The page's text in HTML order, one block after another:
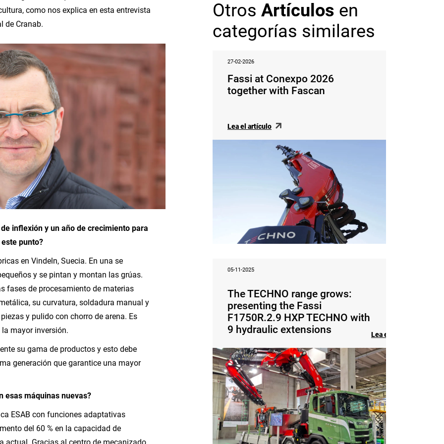
como nos explica en esta entrevista
de Cranab.
inflexión y un año de crecimiento para
punto?
en Vindeln, Suecia. En una se
y se pintan y montan las grúas.
fases de procesamiento de materias
su curvatura, soldadura manual y
y pulido con chorro de arena. Es
mayor inversión.
su gama de productos y esto debe
generación que garantice una mayor
esas máquinas nuevas?
ESAB con funciones adaptativas
del 60 % en la capacidad de
Otros Artículos en
categorías similares
27-02-2026
Fassi at Conexpo 2026
together with Fascan
Lea el artículo
05-11-2025
The TECHNO range grows:
presenting the Fassi
F1750R.2.9 HXP TECHNO with
9 hydraulic extensions
Lea el artículo